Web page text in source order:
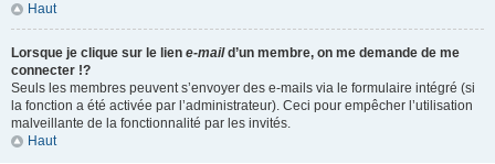
Haut
Lorsque je clique sur le lien e-maild’un membre, on me demande de me
connecter !?
Seuls les membres peuvent s’envoyer des e-mails via le formulaire intégré (si
la fonction a été activée par l’administrateur). Ceci pour empêcher l’utilisation
malveillante de la fonctionnalité par les invités.
Haut